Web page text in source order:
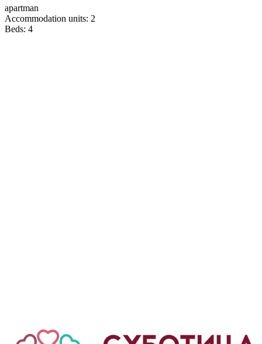
apartman
Accommodation units: 2
Beds: 4